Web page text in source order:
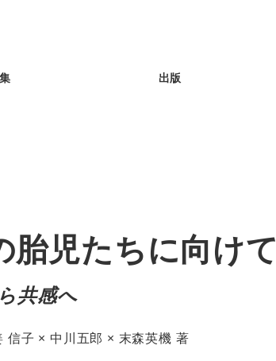
出版
胎児たちに向けて
共感へ
信子 × 中川五郎 × 末森英機 著